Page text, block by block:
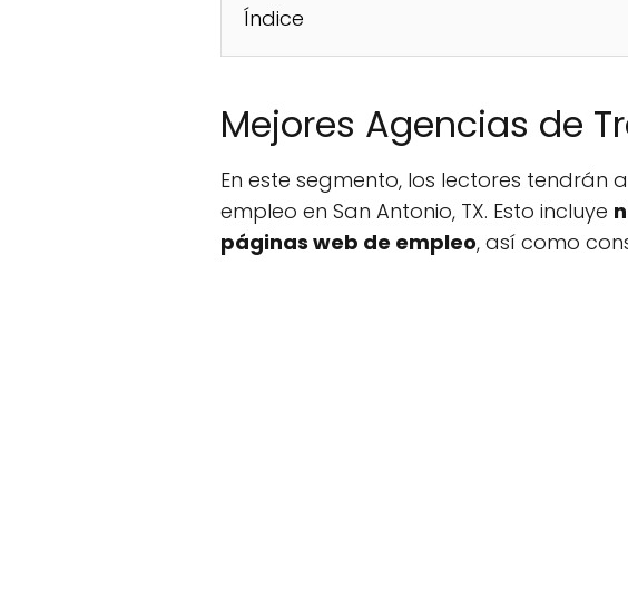
Índice
Mejores Agencias de
En este segmento, los lectores
empleo en San Antonio, TX. Esto incluye
páginas web de empleo, así como